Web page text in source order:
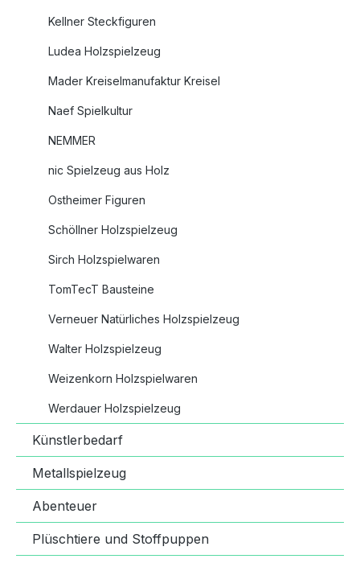
Kellner Steckfiguren
Ludea Holzspielzeug
Mader Kreiselmanufaktur Kreisel
Naef Spielkultur
NEMMER
nic Spielzeug aus Holz
Ostheimer Figuren
Schöllner Holzspielzeug
Sirch Holzspielwaren
TomTecT Bausteine
Verneuer Natürliches Holzspielzeug
Walter Holzspielzeug
Weizenkorn Holzspielwaren
Werdauer Holzspielzeug
Künstlerbedarf
Metallspielzeug
Abenteuer
Plüschtiere und Stoffpuppen